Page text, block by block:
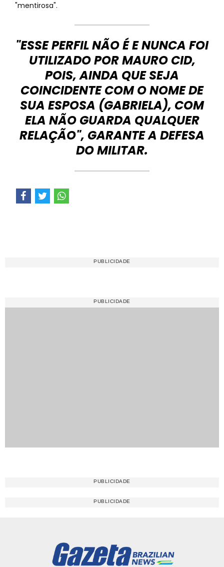
"mentirosa".
"ESSE PERFIL NÃO É E NUNCA FOI
UTILIZADO POR MAURO CID,
POIS, AINDA QUE SEJA
COINCIDENTE COM O NOME DE
SUA ESPOSA (GABRIELA), COM
ELA NÃO GUARDA QUALQUER
RELAÇÃO", GARANTE A DEFESA
DO MILITAR.